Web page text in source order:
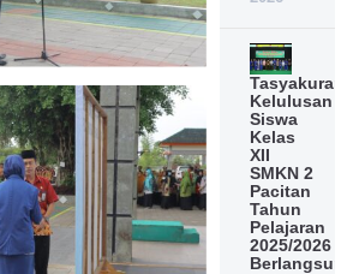
Tasyakuran
Kelulusan
Siswa
Kelas
XII
SMKN 2
Pacitan
Tahun
Pelajaran
2025/2026